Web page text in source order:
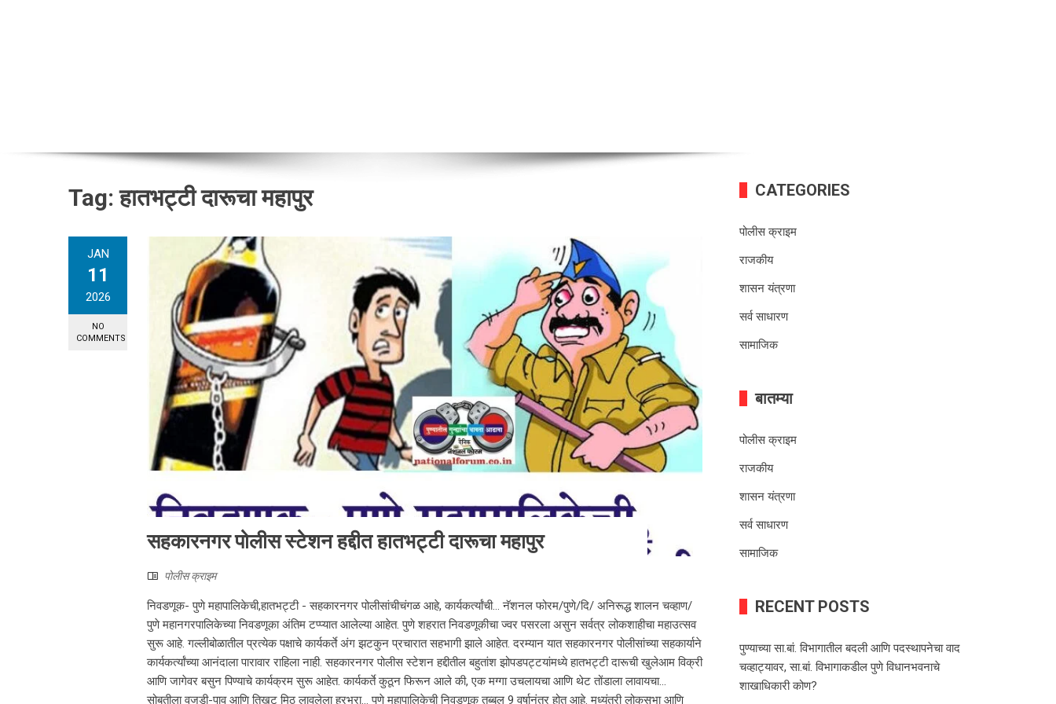
Tag:हातभट्टी दारूचा महापुर
JAN
11
2026
NO
COMMENTS
सहकारनगर पोलीस स्टेशन हद्दीत हातभट्टी दारूचा महापुर
पोलीस क्राइम
निवडणूक- पुणे महापालिकेची,हातभट्टी - सहकारनगर पोलीसांचीचंगळ आहे, कार्यकर्त्यांची… नॅशनल फोरम/पुणे/दि/ अनिरूद्ध शालन चव्हाण/
पुणे महानगरपालिकेच्या निवडणूका अंतिम टप्प्यात आलेल्या आहेत. पुणे शहरात निवडणूकीचा ज्वर पसरला असुन सर्वत्र लोकशाहीचा महाउत्सव
सुरू आहे. गल्लीबोळातील प्रत्येक पक्षाचे कार्यकर्ते अंग झटकुन प्रचारात सहभागी झाले आहेत. दरम्यान यात सहकारनगर पोलीसांच्या सहकार्याने
कार्यकर्त्यांच्या आनंदाला पारावार राहिला नाही. सहकारनगर पोलीस स्टेशन हद्दीतील बहुतांश झोपडपट्टयांमध्ये हातभट्टी दारूची खुलेआम विक्री
आणि जागेवर बसुन पिण्याचे कार्यक्रम सुरू आहेत. कार्यकर्ते कुठून फिरून आले की, एक मग्गा उचलायचा आणि थेट तोंडाला लावायचा…
सोबतीला वजडी-पाव आणि तिखट मिठ लावलेला हरभरा… पुणे महापालिकेची निवडणूक तब्बल 9 वर्षानंतर होत आहे. मध्यंतरी लोकसभा आणि
CATEGORIES
पोलीस क्राइम
राजकीय
शासन यंत्रणा
सर्व साधारण
सामाजिक
बातम्या
पोलीस क्राइम
राजकीय
शासन यंत्रणा
सर्व साधारण
सामाजिक
RECENT POSTS
पुण्याच्या सा.बां. विभागातील बदली आणि पदस्थापनेचा वाद
चव्हाट्यावर, सा.बां. विभागाकडील पुणे विधानभवनाचे
शाखाधिकारी कोण?